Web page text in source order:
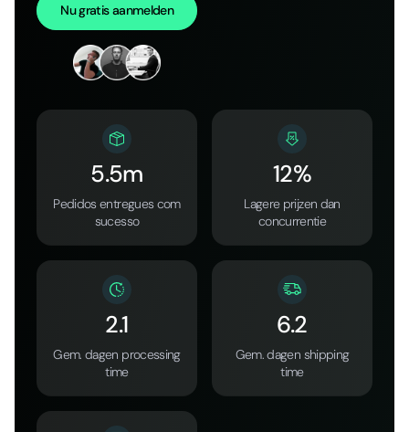
Nu gratis aanmelden
5.5m
Pedidos entregues com
sucesso
12%
Lagere prijzen dan
concurrentie
2.1
Gem. dagen processing
time
6.2
Gem. dagen shipping
time